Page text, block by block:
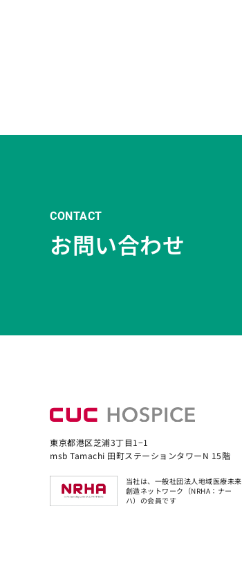
CONTACT
お問い合わせ
東京都港区芝浦3丁目1−1
msb Tamachi 田町ステーションタワーN 15階
当社は、一般社団法人地域医療未来
創造ネットワーク（NRHA：ナー
ハ）の会員です